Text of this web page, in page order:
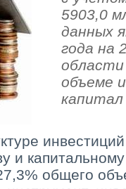
5903,0
данных
года на
области
объеме
и
общего